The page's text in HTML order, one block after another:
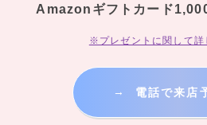
Amazonギフトカード
※プレゼントに関して詳
→ 電話で来店